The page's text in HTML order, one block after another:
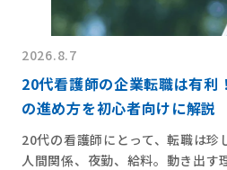
2026.8.7
20代看護師の企業転職は有利
の進め方を初心者向けに解説
20代の看護師にとって、転職は珍
人間関係、夜勤、給料。動き出